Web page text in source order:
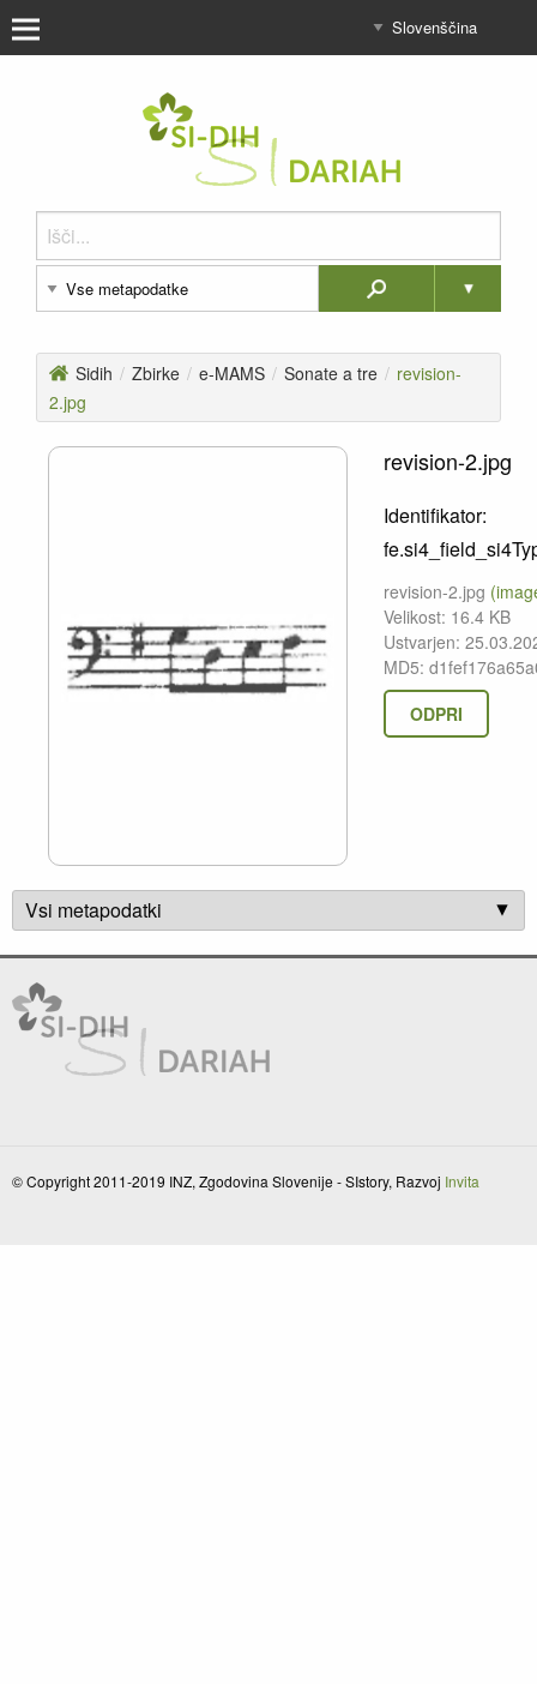
Sidih / Zbirke / e-MAMS / Sonate a tre / revision-
2.jpg
revision-2.jpg
Identifikator:
revision-2.jpg
Velikost: 16.4 KB
Ustvarjen:
MD5:
ODPRI
Vsi metapodatki
© Copyright 2011-2019 INZ, Zgodovina Slovenije - SIstory, Razvoj Invita